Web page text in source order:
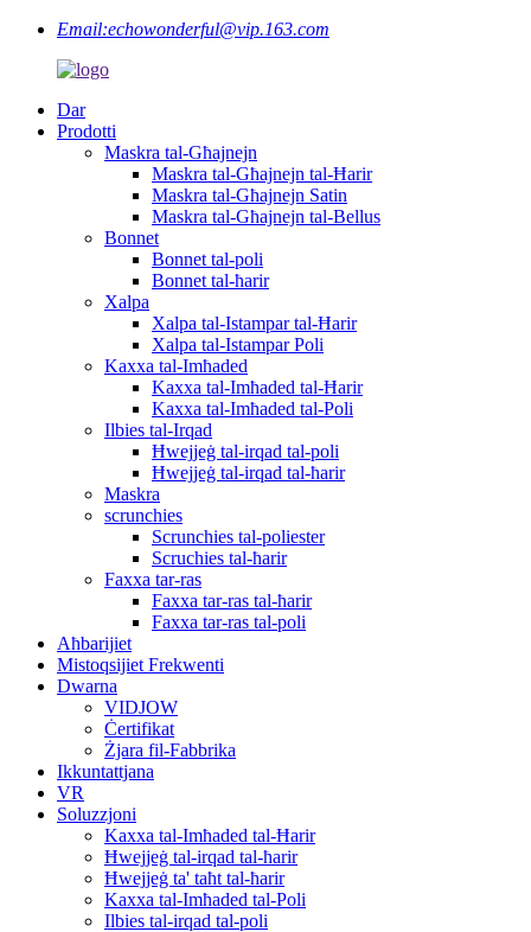
Email:echowonderful@vip.163.com
Dar
Prodotti
Maskra tal-Għajnejn
Maskra tal-Għajnejn tal-Ħarir
Maskra tal-Għajnejn Satin
Maskra tal-Għajnejn tal-Bellus
Bonnet
Bonnet tal-poli
Bonnet tal-ħarir
Xalpa
Xalpa tal-Istampar tal-Ħarir
Xalpa tal-Istampar Poli
Kaxxa tal-Imħaded
Kaxxa tal-Imħaded tal-Ħarir
Kaxxa tal-Imħaded tal-Poli
Ilbies tal-Irqad
Ħwejjeġ tal-irqad tal-poli
Ħwejjeġ tal-irqad tal-ħarir
Maskra
scrunchies
Scrunchies tal-poliester
Scruchies tal-ħarir
Faxxa tar-ras
Faxxa tar-ras tal-ħarir
Faxxa tar-ras tal-poli
Aħbarijiet
Mistoqsijiet Frekwenti
Dwarna
VIDJOW
Ċertifikat
Żjara fil-Fabbrika
Ikkuntattjana
VR
Soluzzjoni
Kaxxa tal-Imħaded tal-Ħarir
Ħwejjeġ tal-irqad tal-ħarir
Ħwejjeġ ta' taħt tal-ħarir
Kaxxa tal-Imħaded tal-Poli
Ilbies tal-irqad tal-poli